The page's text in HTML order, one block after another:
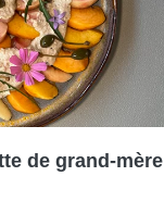
de grand-mère